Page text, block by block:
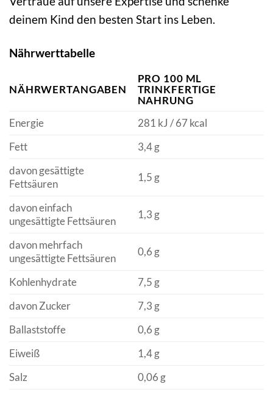
deinem Kind den besten Start ins Leben.
Nährwerttabelle
NÄHRWERTANGABEN
PRO 100 ML
TRINKFERTIGE
NAHRUNG
Energie
281 kJ / 67 kcal
Fett
3,4 g
davon gesättigte
Fettsäuren
1,5 g
davon einfach
ungesättigte Fettsäuren
1,3 g
davon mehrfach
ungesättigte Fettsäuren
0,6 g
Kohlenhydrate
7,5 g
davon Zucker
7,3 g
Ballaststoffe
0,6 g
Eiweiß
1,4 g
Salz
0,06 g